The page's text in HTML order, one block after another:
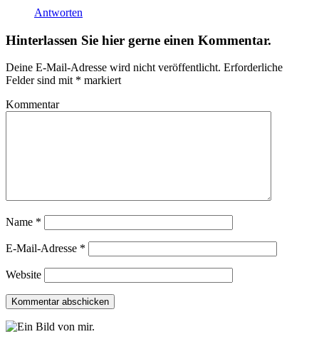
Antworten
Hinterlassen Sie hier gerne einen Kommentar.
Deine E-Mail-Adresse wird nicht veröffentlicht. Erforderliche
Felder sind mit * markiert
Kommentar
Name *
E-Mail-Adresse *
Website